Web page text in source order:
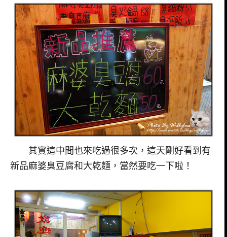
其實這中間也來吃過很多次，這天剛好看到有
新品麻婆臭豆腐和大乾麵，當然要吃一下啦！